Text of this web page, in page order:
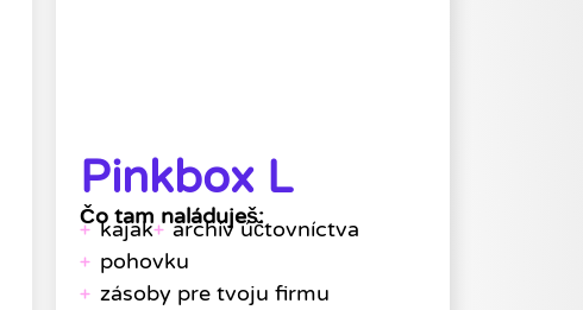
Pinkbox L
Čo tam naláduješ:
kajak
archív účtovníctva
pohovku
zásoby pre tvoju firmu